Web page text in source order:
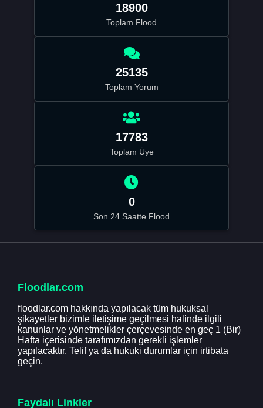
18900
Toplam Flood
25135
Toplam Yorum
17783
Toplam Üye
0
Son 24 Saatte Flood
Floodlar.com
floodlar.com hakkında yapılacak tüm hukuksal
şikayetler bizimle iletişime geçilmesi halinde ilgili
kanunlar ve yönetmelikler çerçevesinde en geç 1 (Bir)
Hafta içerisinde tarafımızdan gerekli işlemler
yapılacaktır. Telif ya da hukuki durumlar için irtibata
geçin.
Faydalı Linkler